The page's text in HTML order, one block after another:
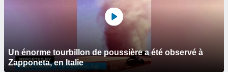
Un énorme tourbillon de poussière a été observé à
Zapponeta, en Italie